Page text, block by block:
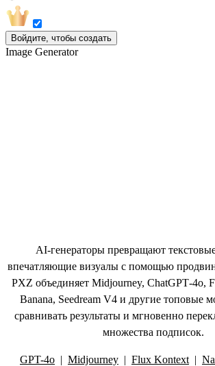
Войдите, чтобы создать
Image Generator
AI‑генераторы превращают
впечатляющие визуалы с помощью
PXZ объединяет Midjourney, ChatGPT‑4o,
Banana, Seedream V4 и другие топовые
сравнивать результаты и мгновенно
множества подписок.
GPT-4o | Midjourney | Flux Kontext |